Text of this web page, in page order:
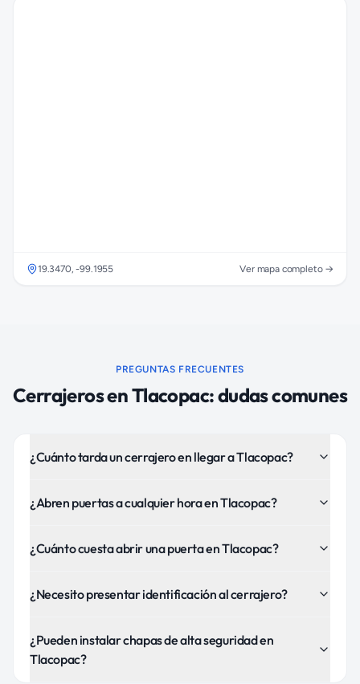
19.3470,-99.1955 Ver mapa completo →
PREGUNTAS FRECUENTES
CerrajerosenTlacopac: dudas comunes
¿Cuánto tarda un cerrajero en llegar a Tlacopac?
¿Abren puertas a cualquier hora en Tlacopac?
¿Cuánto cuesta abrir una puerta en Tlacopac?
¿Necesito presentar identificación al cerrajero?
¿Pueden instalar chapas de alta seguridad en
Tlacopac?